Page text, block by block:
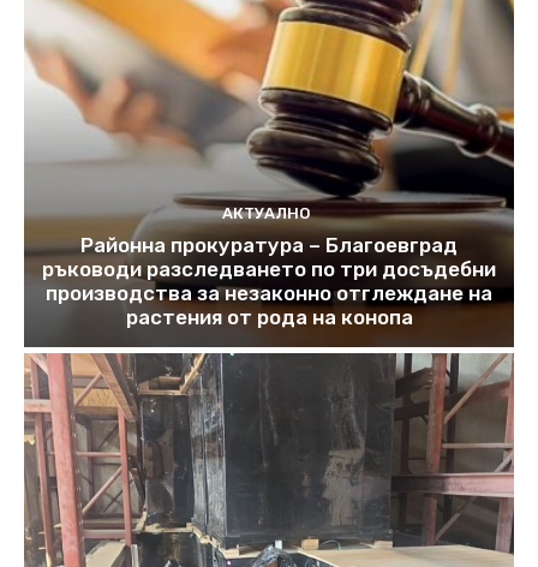
АКТУАЛНО
Районна прокуратура – Благоевград
ръководи разследването по три досъдебни
производства за незаконно отглеждане на
растения от рода на конопа